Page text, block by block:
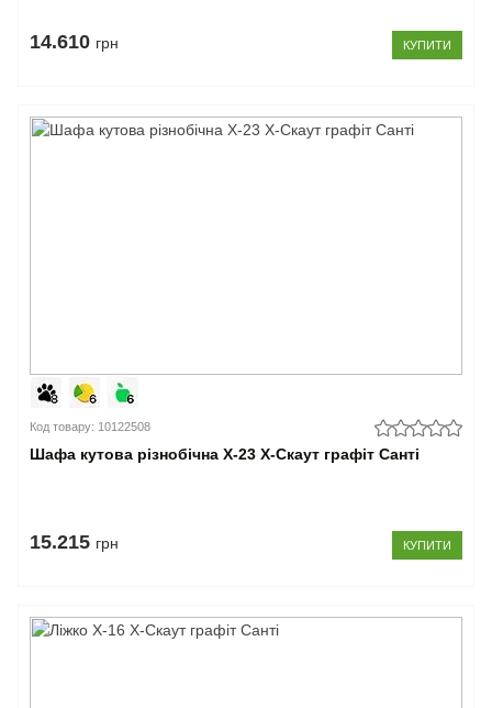
14.610 грн КУПИТИ
Код товару: 10122508
Шафа кутова різнобічна Х-23 X-Скаут графіт Санті
15.215 грн КУПИТИ